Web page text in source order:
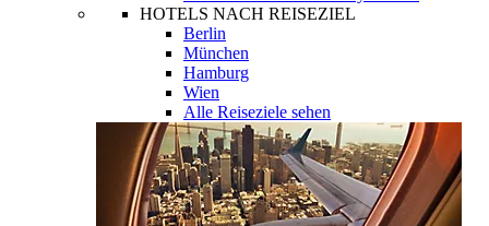
HOTELS NACH REISEZIEL
Berlin
München
Hamburg
Wien
Alle Reiseziele sehen